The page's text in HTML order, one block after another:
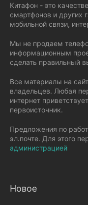
Китафон - это
смартфонов и других
мобильной связи,
Мы не продаем
информационным
сделать правильный
Все материалы на
владельцев. Любая
интернет
первоисточник.
Предложения по
эл.почте. Для этого
администрацией
Новое